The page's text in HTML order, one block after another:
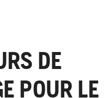
DE
POUR LE